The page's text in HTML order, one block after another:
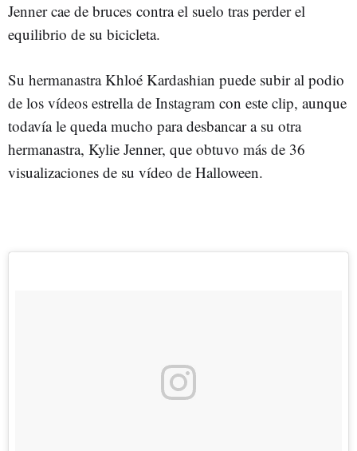
Jenner cae de bruces contra el suelo tras perder el
equilibrio de su bicicleta.
Su hermanastra Khloé Kardashian puede subir al podio
de los vídeos estrella de Instagram con este clip, aunque
todavía le queda mucho para desbancar a su otra
hermanastra, Kylie Jenner, que obtuvo más de 36
visualizaciones de su vídeo de Halloween.